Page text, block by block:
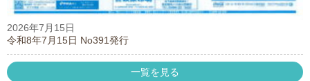
2026年7月15日
令和8年7月15日 No391発行
一覧を見る